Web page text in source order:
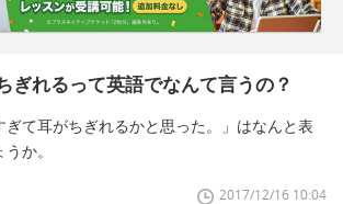
ぎれるって英語でなんて言うの？
ぎて耳がちぎれるかと思った。」はなんと表
か。
2017/12/16 10:04